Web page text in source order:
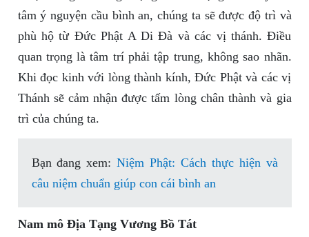
tâm ý nguyện cầu bình an, chúng ta sẽ được độ trì và
phù hộ từ Đức Phật A Di Đà và các vị thánh. Điều
quan trọng là tâm trí phải tập trung, không sao nhãn.
Khi đọc kinh với lòng thành kính, Đức Phật và các vị
Thánh sẽ cảm nhận được tấm lòng chân thành và gia
trì của chúng ta.
Bạn đang xem:Niệm Phật: Cách thực hiện và
câu niệm chuẩn giúp con cái bình an
Nam mô Địa Tạng Vương Bồ Tát